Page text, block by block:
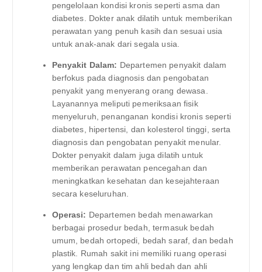
pengelolaan kondisi kronis seperti asma dan
diabetes. Dokter anak dilatih untuk memberikan
perawatan yang penuh kasih dan sesuai usia
untuk anak-anak dari segala usia.
Penyakit Dalam: Departemen penyakit dalam
berfokus pada diagnosis dan pengobatan
penyakit yang menyerang orang dewasa.
Layanannya meliputi pemeriksaan fisik
menyeluruh, penanganan kondisi kronis seperti
diabetes, hipertensi, dan kolesterol tinggi, serta
diagnosis dan pengobatan penyakit menular.
Dokter penyakit dalam juga dilatih untuk
memberikan perawatan pencegahan dan
meningkatkan kesehatan dan kesejahteraan
secara keseluruhan.
Operasi: Departemen bedah menawarkan
berbagai prosedur bedah, termasuk bedah
umum, bedah ortopedi, bedah saraf, dan bedah
plastik. Rumah sakit ini memiliki ruang operasi
yang lengkap dan tim ahli bedah dan ahli